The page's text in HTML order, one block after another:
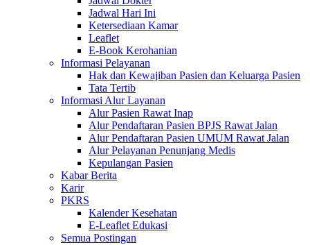
Jadwal Hari Ini
Ketersediaan Kamar
Leaflet
E-Book Kerohanian
Informasi Pelayanan
Hak dan Kewajiban Pasien dan Keluarga Pasien
Tata Tertib
Informasi Alur Layanan
Alur Pasien Rawat Inap
Alur Pendaftaran Pasien BPJS Rawat Jalan
Alur Pendaftaran Pasien UMUM Rawat Jalan
Alur Pelayanan Penunjang Medis
Kepulangan Pasien
Kabar Berita
Karir
PKRS
Kalender Kesehatan
E-Leaflet Edukasi
Semua Postingan